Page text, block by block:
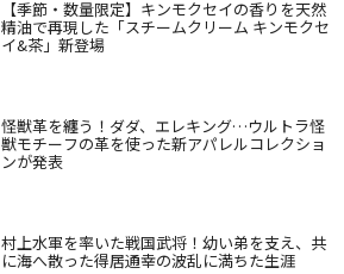
【季節・数量限定】キンモクセイの香りを天然
精油で再現した「スチームクリーム キンモクセ
イ&茶」新登場
怪獣革を纏う！ダダ、エレキング…ウルトラ怪
獣モチーフの革を使った新アパレルコレクショ
ンが発表
村上水軍を率いた戦国武将！幼い弟を支え、共
に海へ散った得居通幸の波乱に満ちた生涯